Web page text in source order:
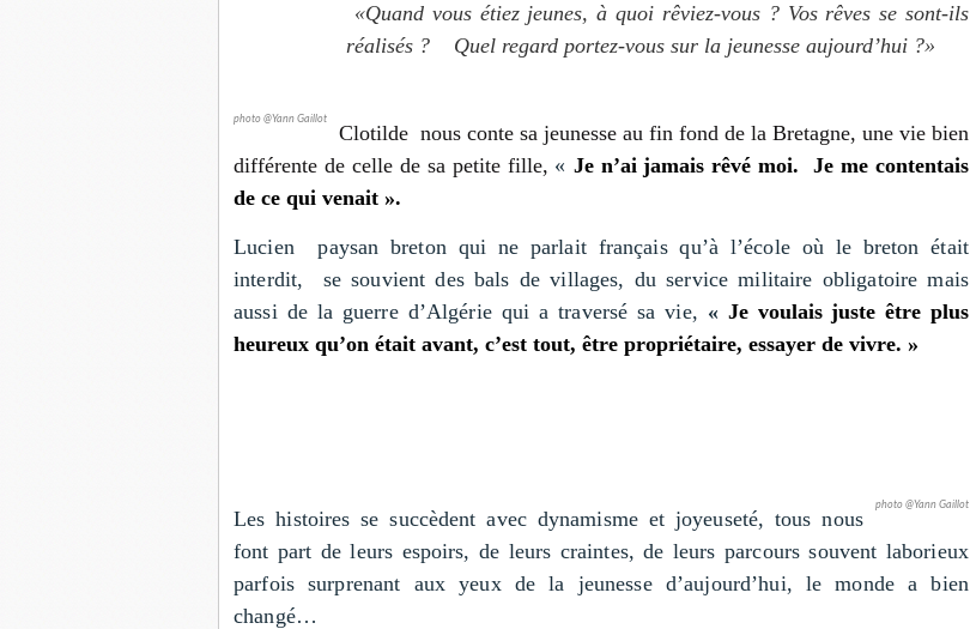
«Quand vous étiez jeunes, à quoi rêviez-vous ? Vos rêves se sont-ils
réalisés ? Quel regard portez-vous sur la jeunesse aujourd’hui ?»
photo @Yann Gaillot
Clotilde nous conte sa jeunesse au fin fond de la Bretagne, une vie bien
différente de celle de sa petite fille, « Je n’ai jamais rêvé moi. Je me contentais
de ce qui venait ».
Lucien paysan breton qui ne parlait français qu’à l’école où le breton était
interdit, se souvient des bals de villages, du service militaire obligatoire mais
aussi de la guerre d’Algérie qui a traversé sa vie, « Je voulais juste être plus
heureux qu’on était avant, c’est tout, être propriétaire, essayer de vivre. »
photo @Yann Gaillot
Les histoires se succèdent avec dynamisme et joyeuseté, tous nous
font part de leurs espoirs, de leurs craintes, de leurs parcours souvent laborieux
parfois surprenant aux yeux de la jeunesse d’aujourd’hui, le monde a bien
changé…